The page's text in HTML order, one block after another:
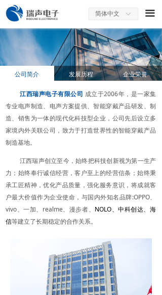
ꀅ
简体中文 끀
公司简介 发展历程 企业荣誉
江西瑞声电子有限公司 成立于2006年，是一家集
专业电声制造、电声方案提供、智能穿戴产品研发、制
造、销售为一体的现代化科技型企业，公司先后设立多
家境内外关联公司，致力于打造世界性的智能穿戴产品
制造基地。
江西瑞声创立至今，始终把科技创新视为第一生产
力；始终奉行诚信经营，客户至上的经营信条；始终秉
承工匠精神，优化产品质量，强化服务意识，将成就客
户最大价值作为企业使命，与国内外知名品牌:OPPO、
vivo、一加、realme、漫步者、 NOLO、中科创达、海
信等建立了长期稳定的合作关系。